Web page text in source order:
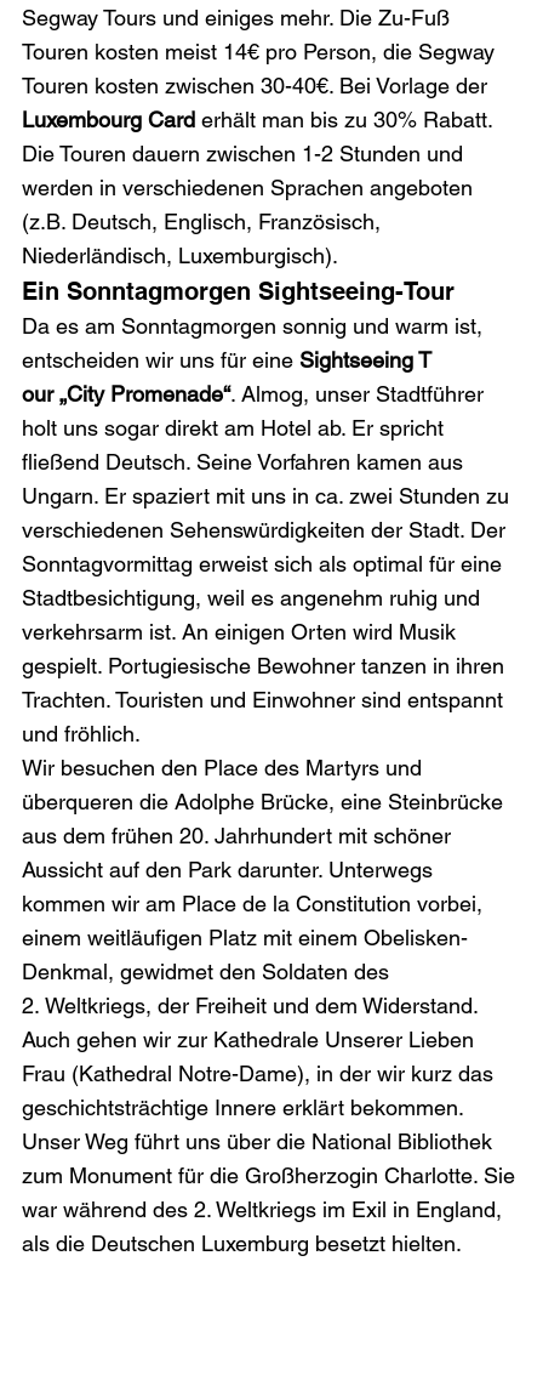
Segway Tours und einiges mehr. Die Zu-Fuß
Touren kosten meist 14€ pro Person, die Segway
Touren kosten zwischen 30-40€. Bei Vorlage der
Luxembourg Card erhält man bis zu 30% Rabatt.
Die Touren dauern zwischen 1-2 Stunden und
werden in verschiedenen Sprachen angeboten
(z.B. Deutsch, Englisch, Französisch,
Niederländisch, Luxemburgisch).
Ein Sonntagmorgen Sightseeing-Tour
Da es am Sonntagmorgen sonnig und warm ist,
entscheiden wir uns für eine Sightseeing T
our „City Promenade“. Almog, unser Stadtführer
holt uns sogar direkt am Hotel ab. Er spricht
fließend Deutsch. Seine Vorfahren kamen aus
Ungarn. Er spaziert mit uns in ca. zwei Stunden zu
verschiedenen Sehenswürdigkeiten der Stadt. Der
Sonntagvormittag erweist sich als optimal für eine
Stadtbesichtigung, weil es angenehm ruhig und
verkehrsarm ist. An einigen Orten wird Musik
gespielt. Portugiesische Bewohner tanzen in ihren
Trachten. Touristen und Einwohner sind entspannt
und fröhlich.
Wir besuchen den Place des Martyrs und
überqueren die Adolphe Brücke, eine Steinbrücke
aus dem frühen 20. Jahrhundert mit schöner
Aussicht auf den Park darunter. Unterwegs
kommen wir am Place de la Constitution vorbei,
einem weitläufigen Platz mit einem Obelisken-
Denkmal, gewidmet den Soldaten des
2. Weltkriegs, der Freiheit und dem Widerstand.
Auch gehen wir zur Kathedrale Unserer Lieben
Frau (Kathedral Notre-Dame), in der wir kurz das
geschichtsträchtige Innere erklärt bekommen.
Unser Weg führt uns über die National Bibliothek
zum Monument für die Großherzogin Charlotte. Sie
war während des 2. Weltkriegs im Exil in England,
als die Deutschen Luxemburg besetzt hielten.